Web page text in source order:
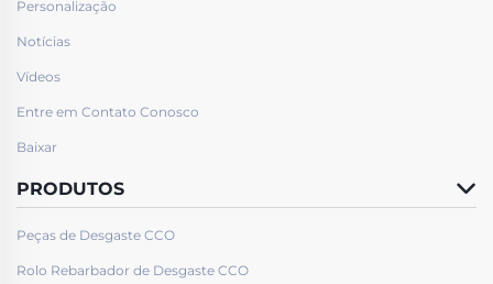
Personalização
Notícias
Vídeos
Entre em Contato Conosco
Baixar
PRODUTOS
Peças de Desgaste CCO
Rolo Rebarbador de Desgaste CCO